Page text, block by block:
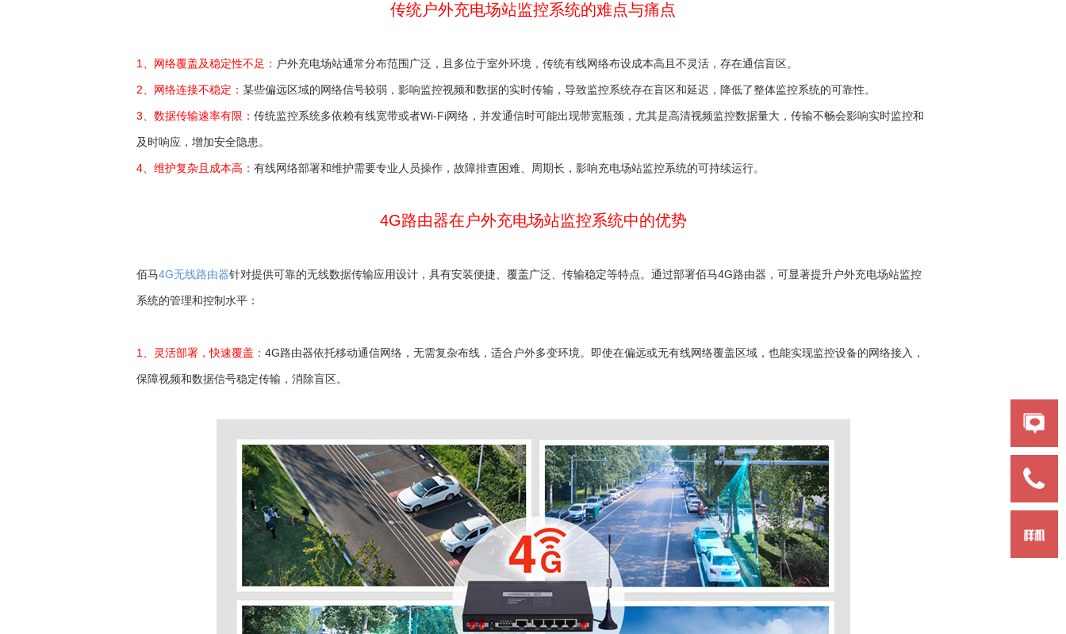
传统户外充电场站监控系统的难点与痛点
1、网络覆盖及稳定性不足： 户外充电场站通常分布范围广泛，且多位于室外环境，传统有线网络布设成本高且不灵活，存在通信盲区。
2、网络连接不稳定： 某些偏远区域的网络信号较弱，影响监控视频和数据的实时传输，导致监控系统存在盲区和延迟，降低了整体监控系统的可靠性。
3、数据传输速率有限： 传统监控系统多依赖有线宽带或者Wi-Fi网络，并发通信时可能出现带宽瓶颈，尤其是高清视频监控数据量大，传输不畅会影响实时监控和
及时响应，增加安全隐患。
4、维护复杂且成本高： 有线网络部署和维护需要专业人员操作，故障排查困难、周期长，影响充电场站监控系统的可持续运行。
4G路由器在户外充电场站监控系统中的优势
佰马4G无线路由器针对提供可靠的无线数据传输应用设计，具有安装便捷、覆盖广泛、传输稳定等特点。通过部署佰马4G路由器，可显著提升户外充电场站监控
系统的管理和控制水平：
1、灵活部署，快速覆盖： 4G路由器依托移动通信网络，无需复杂布线，适合户外多变环境。即使在偏远或无有线网络覆盖区域，也能实现监控设备的网络接入，
保障视频和数据信号稳定传输，消除盲区。